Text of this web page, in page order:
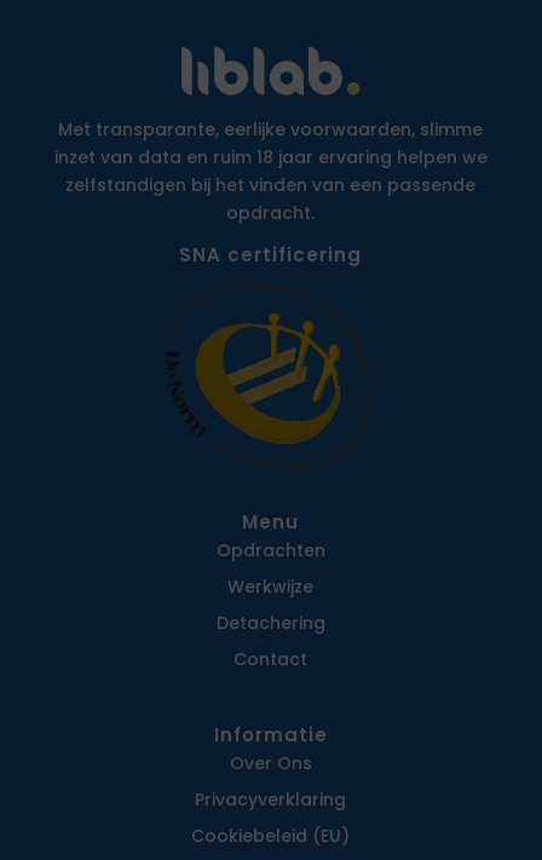
Met transparante, eerlijke voorwaarden, slimme
inzet van data en ruim 18 jaar ervaring helpen we
zelfstandigen bij het vinden van een passende
opdracht.
SNA certificering
Menu
Opdrachten
Werkwijze
Detachering
Contact
Informatie
Over Ons
Privacy­verklaring
Cookiebeleid (EU)